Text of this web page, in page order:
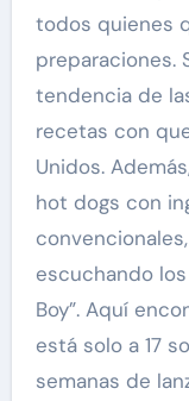
todos quienes
preparaciones.
tendencia de
recetas con
Unidos.
hot dogs con
escuchando
Boy”. Aquí
está solo a 17
semanas de